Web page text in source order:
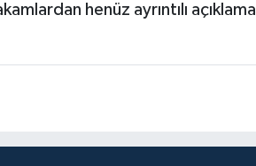
henüz ayrıntılı açıklama